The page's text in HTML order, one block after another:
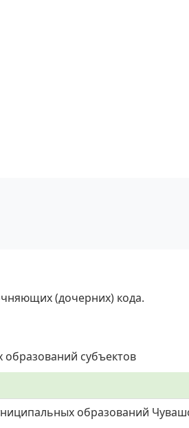
(дочерних) кода.
субъектов
образований